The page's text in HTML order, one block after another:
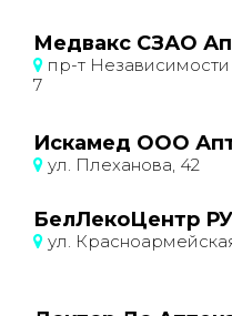
Медвакс СЗАО
пр-т Независимости
7
Искамед ООО
ул. Плеханова, 42
БелЛекоЦентр
ул.